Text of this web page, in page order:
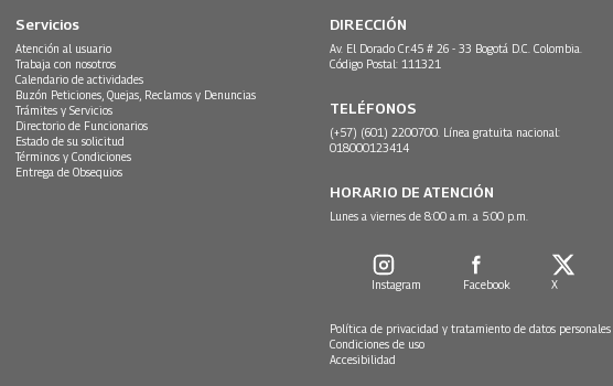
Servicios
Atención al usuario
Trabaja con nosotros
Calendario de actividades
Buzón Peticiones, Quejas, Reclamos y Denuncias
Trámites y Servicios
Directorio de Funcionarios
Estado de su solicitud
Términos y Condiciones
Entrega de Obsequios
DIRECCIÓN
Av. El Dorado Cr.45 # 26 - 33 Bogotá D.C. Colombia.
Código Postal: 111321
TELÉFONOS
(+57) (601) 2200700. Línea gratuita nacional:
018000123414
HORARIO DE ATENCIÓN
Lunes a viernes de 8:00 a.m. a 5:00 p.m.
Instagram Facebook X
Política de privacidad y tratamiento de datos personales
Condiciones de uso
Accesibilidad